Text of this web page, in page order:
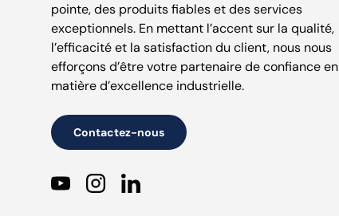
pointe, des produits fiables et des services
exceptionnels. En mettant l’accent sur la qualité,
l’efficacité et la satisfaction du client, nous nous
efforçons d’être votre partenaire de confiance en
matière d’excellence industrielle.
Contactez-nous
YouTubeInstagramLinkedIn